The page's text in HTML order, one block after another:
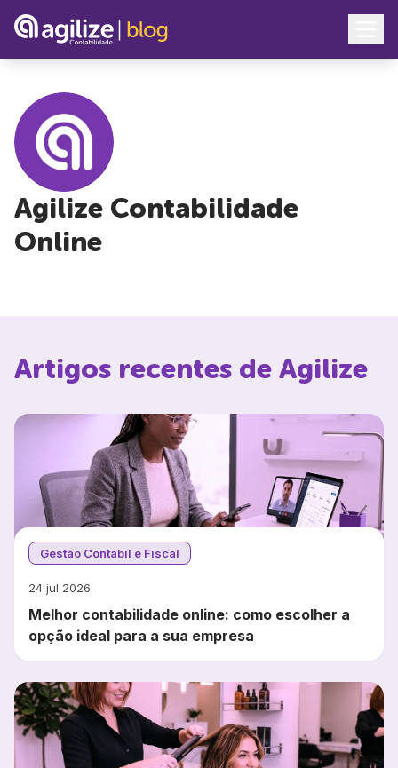
Agilize Contabilidade
Online
Artigos recentes de Agilize
Gestão Contábil e Fiscal
24 jul 2026
Melhor contabilidade online: como escolher a
opção ideal para a sua empresa